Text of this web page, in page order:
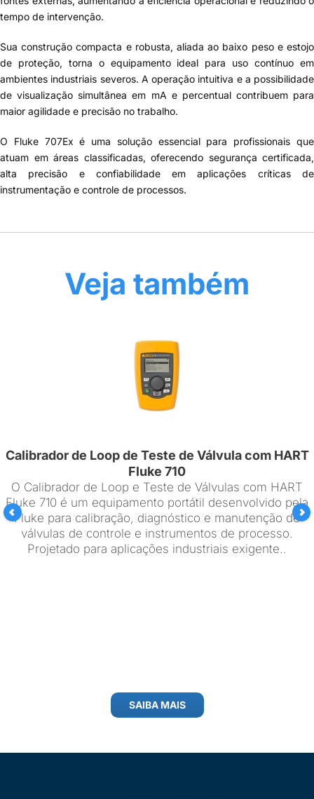
tempo de intervenção.
Sua construção compacta e robusta, aliada ao baixo peso e estojo
de proteção, torna o equipamento ideal para uso contínuo em
ambientes industriais severos. A operação intuitiva e a possibilidade
de visualização simultânea em mA e percentual contribuem para
maior agilidade e precisão no trabalho.
O Fluke 707Ex é uma solução essencial para profissionais que
atuam em áreas classificadas, oferecendo segurança certificada,
alta precisão e confiabilidade em aplicações críticas de
instrumentação e controle de processos.
Veja também
Calibrador de Loop de Teste de Válvula com HART
Fluke 710
O Calibrador de Loop e Teste de Válvulas com HART
Fluke 710 é um equipamento portátil desenvolvido pela
Fluke para calibração, diagnóstico e manutenção de
válvulas de controle e instrumentos de processo.
Projetado para aplicações industriais exigente..
SAIBA MAIS